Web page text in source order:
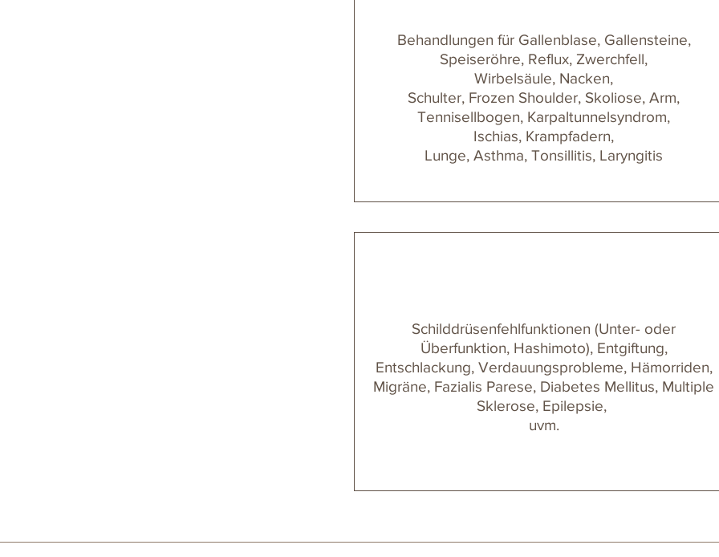
Behandlungen für Gallenblase, Gallensteine,
Speiseröhre, Reflux, Zwerchfell,
Wirbelsäule, Nacken,
Schulter, Frozen Shoulder, Skoliose, Arm,
Tennisellbogen, Karpaltunnelsyndrom,
Ischias, Krampfadern,
Lunge, Asthma, Tonsillitis, Laryngitis
Schilddrüsenfehlfunktionen (Unter- oder
Überfunktion, Hashimoto), Entgiftung,
Entschlackung, Verdauungsprobleme, Hämorriden,
Migräne, Fazialis Parese, Diabetes Mellitus, Multiple
Sklerose, Epilepsie,
uvm.